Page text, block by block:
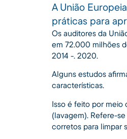
A União
práticas para
Os auditores da
em 72.000 milhões
2014 -. 2020.
Alguns estudos
características.
Isso é feito por meio
(lavagem). Refere-
corretos para limpar